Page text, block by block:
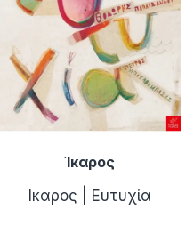
Ίκαρος
Ικαρος | Ευτυχία